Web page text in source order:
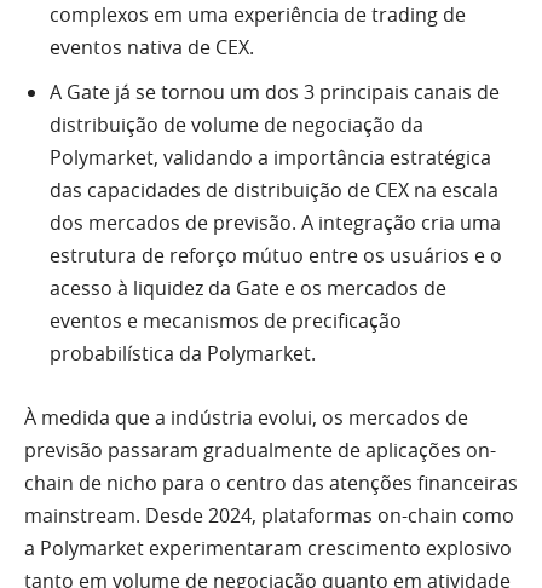
complexos em uma experiência de trading de
eventos nativa de CEX.
A Gate já se tornou um dos 3 principais canais de
distribuição de volume de negociação da
Polymarket, validando a importância estratégica
das capacidades de distribuição de CEX na escala
dos mercados de previsão. A integração cria uma
estrutura de reforço mútuo entre os usuários e o
acesso à liquidez da Gate e os mercados de
eventos e mecanismos de precificação
probabilística da Polymarket.
À medida que a indústria evolui, os mercados de
previsão passaram gradualmente de aplicações on-
chain de nicho para o centro das atenções financeiras
mainstream. Desde 2024, plataformas on-chain como
a Polymarket experimentaram crescimento explosivo
tanto em volume de negociação quanto em atividade